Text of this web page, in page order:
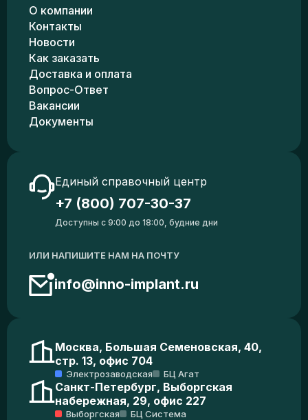
О компании
Контакты
Новости
Как заказать
Доставка и оплата
Вопрос-Ответ
Вакансии
Документы
Единый справочный центр
+7 (800) 707-30-37
Доступны с 9:00 до 18:00, будние дни
ИЛИ НАПИШИТЕ НАМ НА ПОЧТУ
info@inno-implant.ru
Москва, Большая Семеновская, 40,
стр. 13, офис 704
Электрозаводская БЦ Агат
Санкт-Петербург, Выборгская
набережная, 29, офис 227
Выборгская БЦ Система